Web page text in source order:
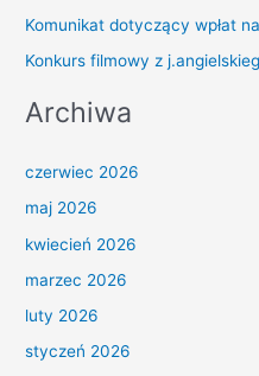
Komunikat dotyczący wpłat
Konkurs filmowy z
Archiwa
czerwiec 2026
maj 2026
kwiecień 2026
marzec 2026
luty 2026
styczeń 2026